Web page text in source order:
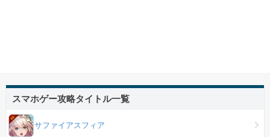
スマホゲー攻略タイトル一覧
サファイアスフィア